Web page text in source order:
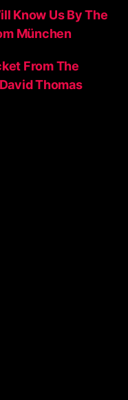
Know Us By The
München
From The
Thomas